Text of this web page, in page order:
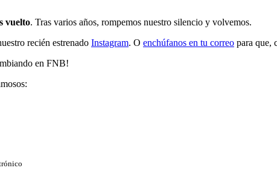
vuelto. Tras varios años, rompemos nuestro silencio y volvemos.
recién estrenado Instagram. O enchúfanos en tu correo para que,
en FNB!